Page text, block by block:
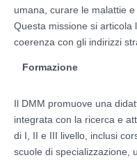
umana, curare le malattie
Questa missione si articola
coerenza con gli indirizzi
Formazione
Il DMM promuove una
integrata con la ricerca e
di I, II e III livello, inclusi
scuole di specializzazione,